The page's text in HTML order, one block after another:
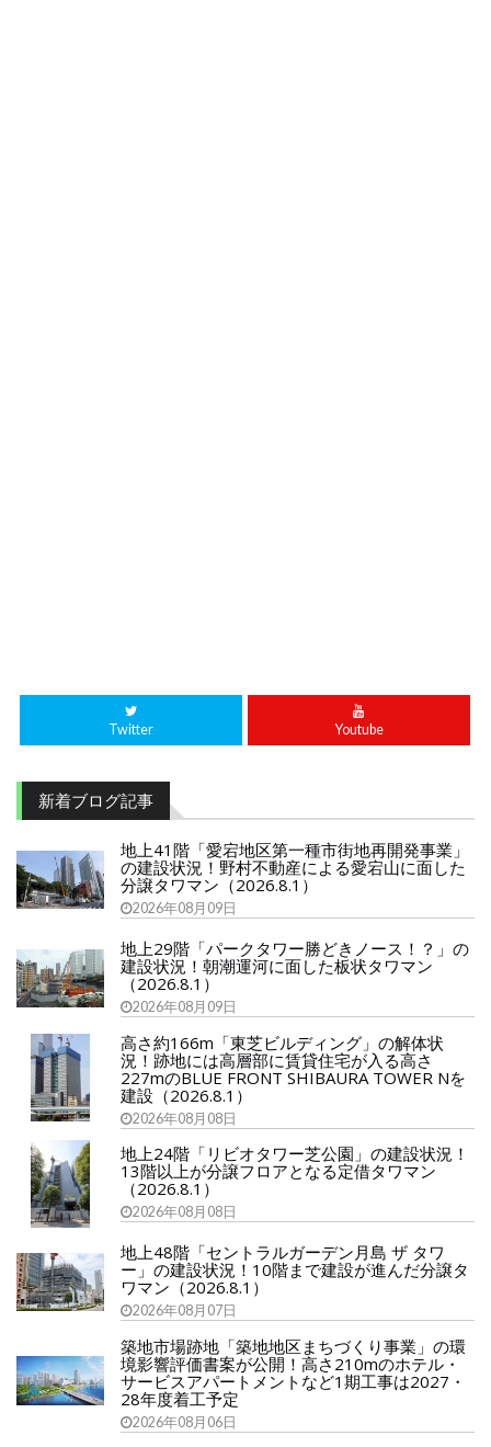
Twitter Youtube
新着ブログ記事
地上41階「愛宕地区第一種市街地再開発事業」
の建設状況！野村不動産による愛宕山に面した
分譲タワマン（2026.8.1）
2026年08月09日
地上29階「パークタワー勝どきノース！？」の
建設状況！朝潮運河に面した板状タワマン
（2026.8.1）
2026年08月09日
高さ約166m「東芝ビルディング」の解体状
況！跡地には高層部に賃貸住宅が入る高さ
227mのBLUE FRONT SHIBAURA TOWER Nを
建設（2026.8.1）
2026年08月08日
地上24階「リビオタワー芝公園」の建設状況！
13階以上が分譲フロアとなる定借タワマン
（2026.8.1）
2026年08月08日
地上48階「セントラルガーデン月島 ザ タワ
ー」の建設状況！10階まで建設が進んだ分譲タ
ワマン（2026.8.1）
2026年08月07日
築地市場跡地「築地地区まちづくり事業」の環
境影響評価書案が公開！高さ210mのホテル・
サービスアパートメントなど1期工事は2027・
28年度着工予定
2026年08月06日